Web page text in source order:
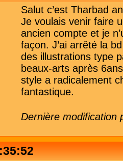
Salut c’est Tharbad
Je voulais venir faire
ancien compte et je
façon. J’ai arrêté la
des illustrations type
beaux-arts après
style a radicalement
fantastique.
Dernière modification